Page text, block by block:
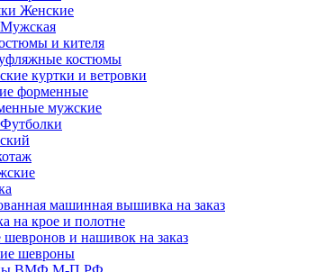
Женские
и кителя
костюмы
куртки и ветровки
форменные
мужские
машинная вышивка на заказ
на крое и полотне
шевронов и нашивок на заказ
шевроны